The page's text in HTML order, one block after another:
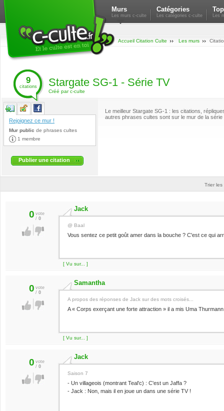
Murs
Les murs c-culte
Catégories
Les catégories c-culte Les
Accueil Citation Culte Les murs
9
citations Stargate SG-1 - Série TV
Créé par c-culte
Rejoignez ce mur !
Mur public de phrases cultes
1 membre
Publier une citation
Le meilleur Stargate SG-1 : les citations,
autres phrases cultes sont sur le mur de la série
Trier
0 vote
/ 0
Jack
@ Baal
Vous sentez ce petit goût amer dans la bouche ? C'est ce qui
[ Vu sur... ]
0 vote
/ 0
Samantha
A propos des réponses de Jack sur des mots croisés...
A « Corps exerçant une forte attraction » il a mis Uma
[ Vu sur... ]
0 vote
/ 0
Jack
Saison 7
- Un villageois (montrant Teal'c) : C'est un Jaffa ?
- Jack : Non, mais il en joue un dans une série TV !